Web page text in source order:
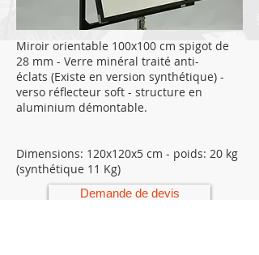
Miroir orientable 100x100 cm spigot de
28 mm - Verre minéral traité anti-
éclats (Existe en version synthétique) -
verso réflecteur soft - structure en
aluminium démontable.
Dimensions: 120x120x5 cm - poids: 20 kg
(synthétique 11 Kg)
Demande de devis